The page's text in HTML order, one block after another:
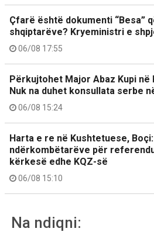
Çfarë është dokumenti “Besa”
shqiptarëve? Kryeministri e
06/08 17:55
Përkujtohet Major Abaz Kupi në
Nuk na duhet konsullata serbe
06/08 15:24
Harta e re në Kushtetuese,
ndërkombëtarëve për
kërkesë edhe KQZ-së
06/08 15:10
Na ndiqni: